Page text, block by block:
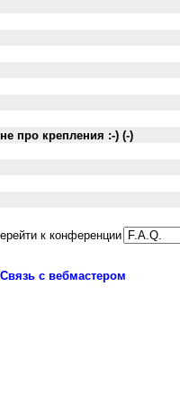
про крепления :-) (-)
к конференции
Связь с вебмастером